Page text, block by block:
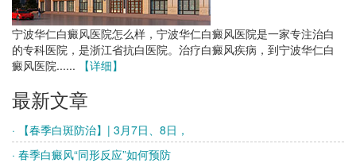
宁波华仁白癜风医院怎么样，宁波华仁白癜风医院是一家专注治白
的专科医院，是浙江省抗白医院。治疗白癜风疾病，到宁波华仁白
癜风医院......
【详细】
最新文章
· 【春季白斑防治】| 3月7日、8日，
· 春季白癜风“同形反应”如何预防